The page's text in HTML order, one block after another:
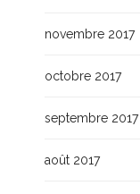
novembre 2017
octobre 2017
septembre 2017
août 2017